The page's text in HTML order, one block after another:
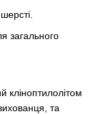
загального
кліноптилолітом
та